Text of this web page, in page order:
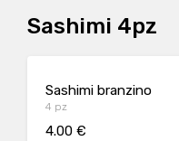
Sashimi 4pz
Sashimi branzino
4 pz
4.00 €